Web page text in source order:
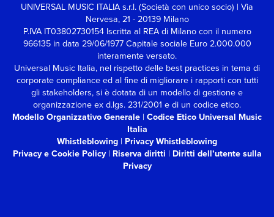
UNIVERSAL MUSIC ITALIA s.r.l. (Società con unico socio) | Via
Nervesa, 21 - 20139 Milano
P.IVA IT03802730154 Iscritta al REA di Milano con il numero
966135 in data 29/06/1977Capitale sociale Euro 2.000.000
interamente versato.
Universal Music Italia, nel rispetto delle best practices in tema di
corporate compliance ed al fine di migliorare i rapporti con tutti
gli stakeholders,si è dotata di un modello di gestione e
organizzazione ex d.lgs. 231/2001 e di un codice etico.
Modello Organizzativo Generale | Codice Etico Universal Music
Italia
Whistleblowing | Privacy Whistleblowing
Privacy e Cookie Policy| Riserva diritti | Diritti dell’utente sulla
Privacy